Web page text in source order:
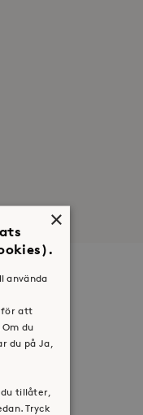
×
använda
för att
du
du på Ja,
tillåter,
Tryck